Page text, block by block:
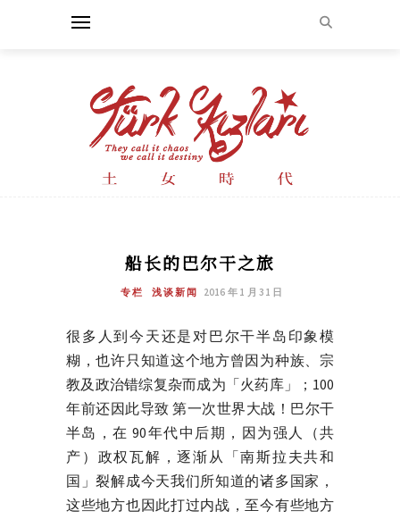
船长的巴尔干之旅
专栏 浅谈新闻 2016 年 1 月 31 日
很多人到今天还是对巴尔干半岛印象模
糊，也许只知道这个地方曾因为种族、宗
教及政治错综复杂而成为「火药库」；100
年前还因此导致 第一次世界大战！巴尔干
半岛，在 90年代中后期，因为强人（共
产）政权瓦解，逐渐从「南斯拉夫共和
国」裂解成今天我们所知道的诸多国家，
这些地方也因此打过内战，至今有些地方